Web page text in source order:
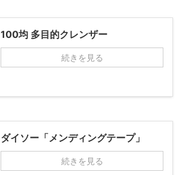
100均 多目的クレンザー
続きを見る
ダイソー「メンディングテープ」
続きを見る